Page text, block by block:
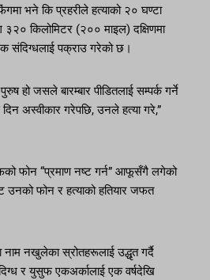
भने कि प्रहरीले हत्याको २० घण्टा
३२० किलोमिटर (२०० माइल) दक्षिणमा
संदिग्धलाई पक्राउ गरेको छ।
हो जसले बारम्बार पीडितलाई सम्पर्क गर्ने
अस्वीकार गरेपछि, उनले हत्या गरे,”
फोन “प्रमाण नष्ट गर्न” आफूसँगै लगेको
उनको फोन र हत्याको हतियार जफत
नखुलेका स्रोतहरूलाई उद्धृत गर्दै
र युसुफ एकअर्कालाई एक वर्षदेखि